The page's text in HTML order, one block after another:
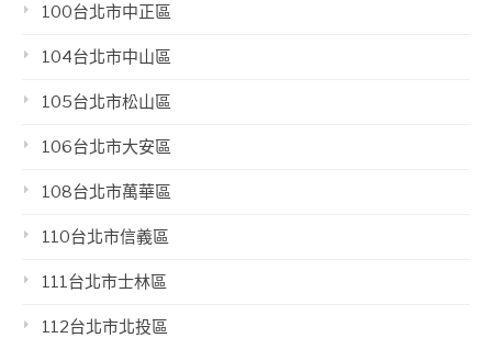
100台北市中正區
104台北市中山區
105台北市松山區
106台北市大安區
108台北市萬華區
110台北市信義區
111台北市士林區
112台北市北投區